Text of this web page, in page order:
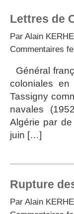
Lettres de
Par Alain
Commentaires
Général
coloniales
Tassigny
navales
Algérie par
juin […]
Rupture
Par Alain